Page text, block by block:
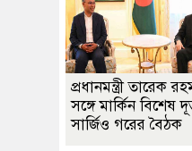
প্রধানমন্ত্রী তারেক
সঙ্গে মার্কিন বিশেষ
সার্জিও গরের বৈঠক